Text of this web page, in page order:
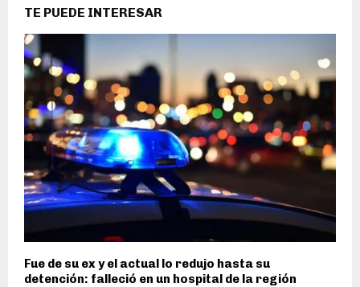
TE PUEDE INTERESAR
Fue de su ex y el actual lo redujo hasta su
detención: falleció en un hospital de la región